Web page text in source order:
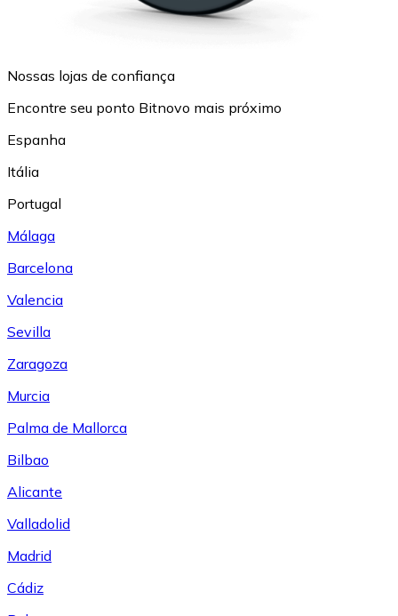
Nossas lojas de confiança
Encontre seu ponto Bitnovo mais próximo
Espanha
Itália
Portugal
Málaga
Barcelona
Valencia
Sevilla
Zaragoza
Murcia
Palma de Mallorca
Bilbao
Alicante
Valladolid
Madrid
Cádiz